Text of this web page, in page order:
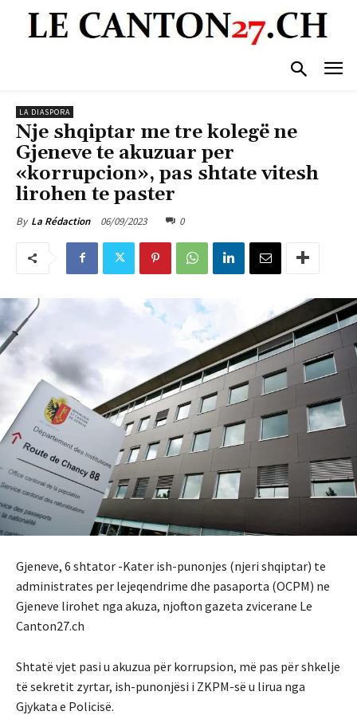
LA DIASPORA
Nje shqiptar me tre kolegë ne
Gjeneve te akuzuar per
«korrupcion», pas shtate vitesh
lirohen te paster
By La Rédaction 06/09/2023 0
Gjeneve, 6 shtator -Kater ish-punonjes (njeri shqiptar) te
administrates per lejeqendrime dhe pasaporta (OCPM) ne
Gjeneve lirohet nga akuza, njofton gazeta zvicerane Le
Canton27.ch
Shtatë vjet pasi u akuzua për korrupsion, më pas për shkelje
të sekretit zyrtar, ish-punonjësi i ZKPM-së u lirua nga
Gjykata e Policisë.